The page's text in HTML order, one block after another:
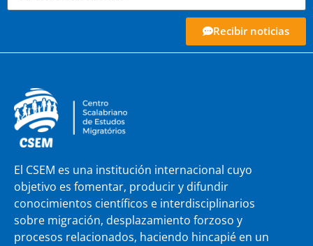
Recibir noticias
El CSEM es una institución internacional cuyo
objetivo es fomentar, producir y difundir
conocimientos científicos e interdisciplinarios
sobre migración, desplazamiento forzoso y
procesos relacionados, haciendo hincapié en un